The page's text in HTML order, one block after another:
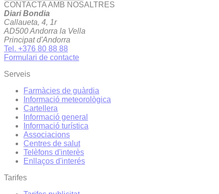
CONTACTA AMB NOSALTRES
Diari Bondia
Callaueta, 4, 1r
AD500 Andorra la Vella
Principat d'Andorra
Tel. +376 80 88 88
Formulari de contacte
Serveis
Farmàcies de guàrdia
Informació meteorològica
Cartellera
Informació general
Informació turística
Associacions
Centres de salut
Telèfons d'interès
Enllaços d'interés
Tarifes